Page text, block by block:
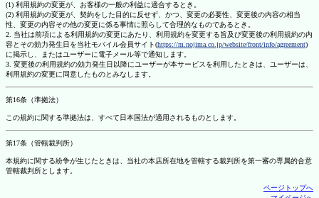
(1) 利用規約の変更が、お客様の一般の利益に適合するとき。
(2) 利用規約の変更が、契約をした目的に反せず、かつ、変更の必要性、変更後の内容の相当
性、変更の内容その他の変更に係る事情に照らして合理的なものであるとき。
2. 当社は前項による利用規約の変更にあたり、利用規約を変更する旨及び変更後の利用規約の内
容とその効力発生日を当社モバイル会員サイト(https://m.nojima.co.jp/website/front/info/agreement)
に掲示し、またはユーザーに電子メール等で通知します。
3. 変更後の利用規約の効力発生日以降にユーザーが本サービスを利用したときは、ユーザーは、
利用規約の変更に同意したものとみなします。
第16条（準拠法）
この規約に関する準拠法は、すべて日本国法が適用されるものとします。
第17条（管轄裁判所）
本規約に関する紛争が生じたときは、当社の本店所在地を管轄する裁判所を第一審の専属的合意
管轄裁判所とします。
ページトップへ